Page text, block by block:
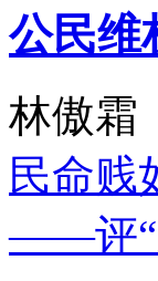
公民维
林傲霜
民命贱
——评“